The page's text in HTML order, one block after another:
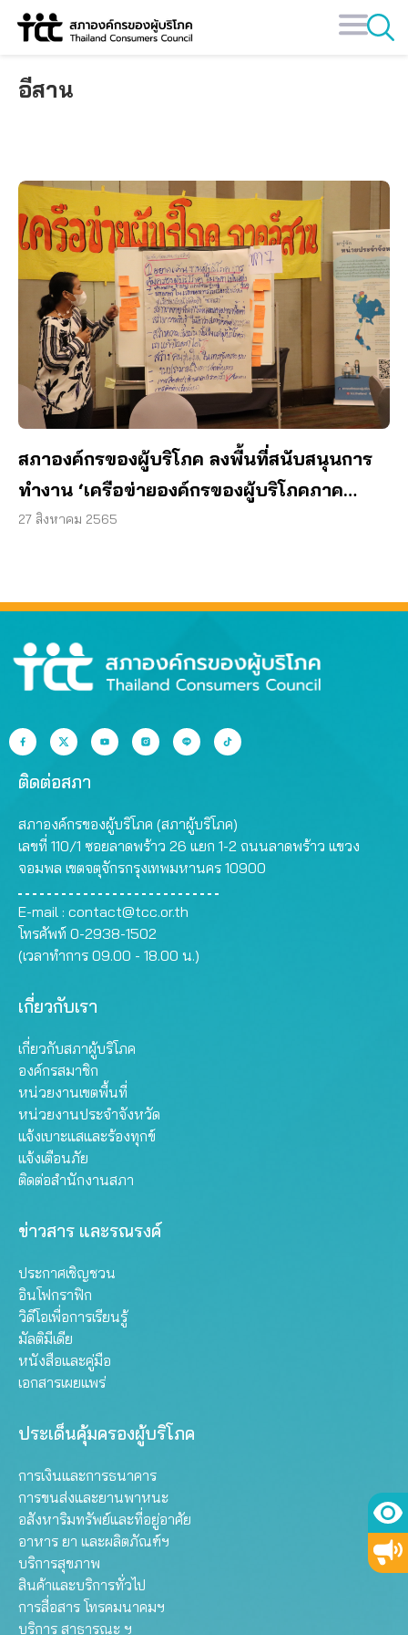
Skip
อีสาน
สภาองค์กรของผู้บริโภค ลงพื้นที่สนับสนุนการ
ทำงาน ‘เครือข่ายองค์กรของผู้บริโภคภาค
อีสาน’
27 สิงหาคม 2565
ติดต่อสภา
สภาองค์กรของผู้บริโภค (สภาผู้บริโภค)
เลขที่ 110/1 ซอยลาดพร้าว 26 แยก 1-2 ถนนลาดพร้าว แขวง
จอมพล เขตจตุจักรกรุงเทพมหานคร 10900
E-mail : contact@tcc.or.th
โทรศัพท์ 0-2938-1502
(เวลาทำการ 09.00 - 18.00 น.)
เกี่ยวกับเรา
เกี่ยวกับสภาผู้บริโภค
องค์กรสมาชิก
หน่วยงานเขตพื้นที่
หน่วยงานประจำจังหวัด
แจ้งเบาะแสและร้องทุกข์
แจ้งเตือนภัย
ติดต่อสำนักงานสภา
ข่าวสาร และรณรงค์
ประกาศเชิญชวน
อินโฟกราฟิก
วิดีโอเพื่อการเรียนรู้
มัลติมีเดีย
หนังสือและคู่มือ
เอกสารเผยแพร่
ประเด็นคุ้มครองผู้บริโภค
การเงินและการธนาคาร
การขนส่งและยานพาหนะ
อสังหาริมทรัพย์และที่อยู่อาศัย
อาหาร ยา และผลิตภัณฑ์ฯ
บริการสุขภาพ
สินค้าและบริการทั่วไป
การสื่อสาร โทรคมนาคมฯ
บริการ สาธารณะ ฯ